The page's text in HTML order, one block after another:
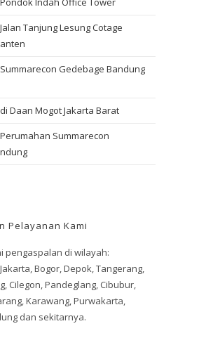
Tanjung Lesung Cotage
Gedebage Bandung
Daan Mogot Jakarta Barat
Summarecon
Pelayanan Kami
pengaspalan di wilayah:
Bogor, Depok, Tangerang,
Cilegon, Pandeglang, Cibubur,
Karawang, Purwakarta,
dan sekitarnya.